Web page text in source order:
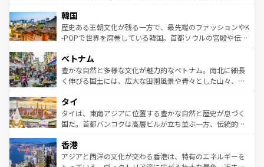
ワイを、存分に味わってほしい。 なお、新着のハワイ情報
はコンテンツ一覧を参照してほしい。
いる。アクティビティも充実しており、サーフィンやダイ
ビング、ハイキングなど、アウトドア好きにはたまらな
い。オーストラリアの多彩な魅力を存分に味わいつくそ
参照してほしい。
ン）、静ひつな山岳地帯である台湾東部など、都市の喧騒
と山間の静けさが共存しており、訪れる人に新しい発見と
驚きをもたらしてくれる。また、奥深い台湾の食文化も魅
容にもいいと評判のスイーツなど、バラエティ豊かな料理
が味わえる。 なお、新着の台湾情報は コンテンツ一覧を参
照してほしい。
韓国
歴史ある王朝文化が残る一方で、最先端のファッションやK
-POPで世界を席巻している韓国。首都ソウルの宮殿や伝統
き、地方に足を延ばせば四季折々の自然美を楽しむことが
できる。そして、キムチや焼肉、絶品のストリートフード
まで、さまざまな韓国料理が待っている。夜には、韓国な
リティに包まれながら、韓国の多彩な魅力を心ゆくまで味
わってみてほしい。 なお、新着の韓国情報はコンテンツ一
覧を参照してほしい。
ベトナム
豊かな自然と多様な文化が魅力的なベトナム。南北に細長
く伸びる国土には、広大な田園風景や青々とした山々、世
急速な発展と共に伝統が息づく。ハノイの古い町並みやホ
ーチミン市のフランス統治時代の建物も、独特の雰囲気を
醸し出している。また、バラエティの豊かさとおいしさで
とつ。フォーやバインミー、ベトナムコーヒーなどは、ぜ
ひ現地で味わいたい。どの地域を訪れてもあたたかい人々
タイ
タイは、東南アジアに位置する豊かな自然と歴史が息づく
国だ。首都バンコクは高層ビルが立ち並ぶ一方、伝統的な
の活気が交差している。北部ではチェンマイなどの山岳地
帯で自然と触れ合い、南部ではプーケットやクラビの美し
香港
アジアと西洋の文化が交わる香港は、特有のエネルギーを